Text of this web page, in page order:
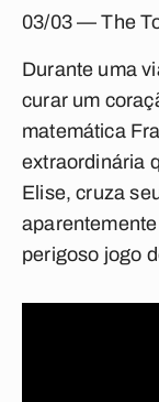
03/03 — The
Durante uma
curar um
matemática
extraordinária
Elise, cruza
perigoso jogo